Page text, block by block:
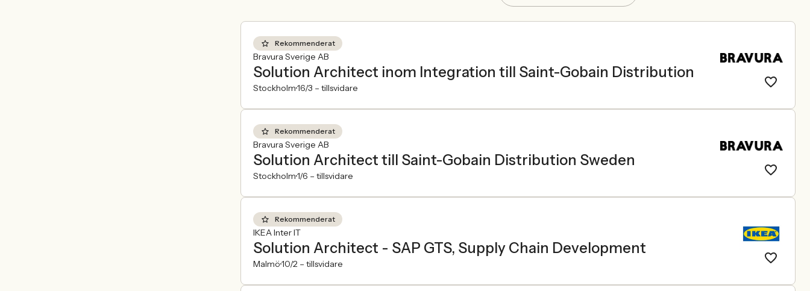
Rekommenderat
Bravura Sverige AB
Solution Architect inom Integration till Saint-Gobain Distribution
Stockholm16/3 – tillsvidare
Rekommenderat
Bravura Sverige AB
Solution Architect till Saint-Gobain Distribution Sweden
Stockholm1/6 – tillsvidare
Rekommenderat
IKEA Inter IT
Solution Architect - SAP GTS, Supply Chain Development
Malmö10/2 – tillsvidare